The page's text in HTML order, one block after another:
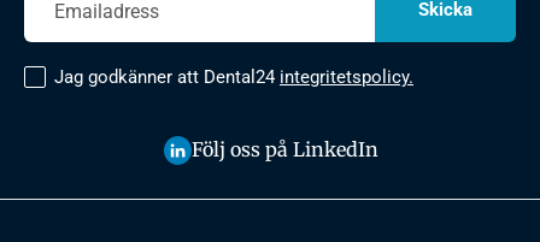
Jag godkänner att Dental24 integritetspolicy.
Följ oss på LinkedIn